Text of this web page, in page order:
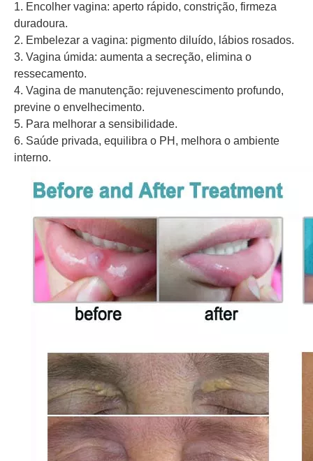
1. Encolher vagina: aperto rápido, constrição, firmeza
duradoura.
2. Embelezar a vagina: pigmento diluído, lábios rosados.
3. Vagina úmida: aumenta a secreção, elimina o
ressecamento.
4. Vagina de manutenção: rejuvenescimento profundo,
previne o envelhecimento.
5. Para melhorar a sensibilidade.
6. Saúde privada, equilibra o PH, melhora o ambiente
interno.